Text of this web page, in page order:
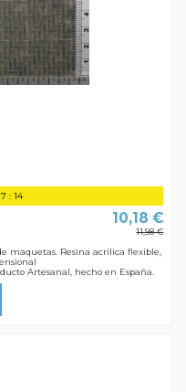
:13
10,18 €
11,98 €
maquetas. Resina acrílica flexible,
Artesanal, hecho en España.